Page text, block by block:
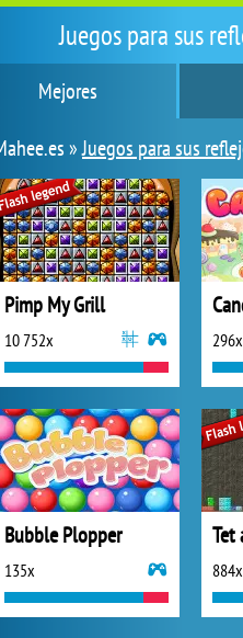
Juegos para sus
Mejores
»Juegos para sus
Pimp My Grill
10 752x 296x
Bubble Plopper
135x
Tet
884x